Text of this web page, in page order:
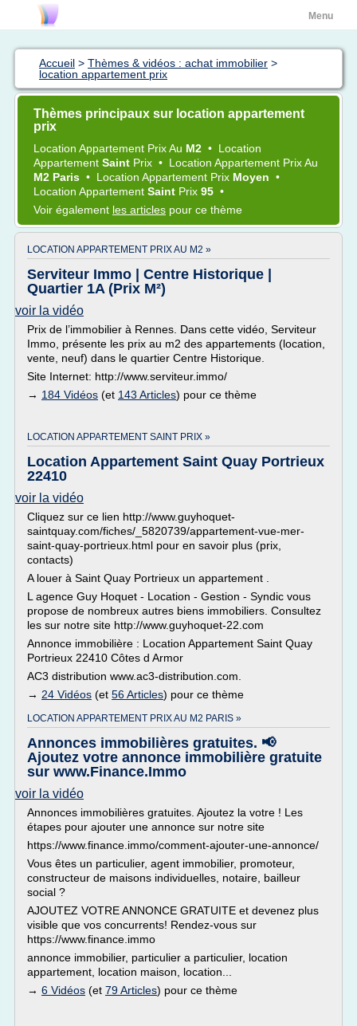
Menu
Accueil > Thèmes & vidéos : achat immobilier >
location appartement prix
Thèmes principaux sur location appartement
prix
Location Appartement PrixAu M2 • Location
Appartement Saint Prix • Location Appartement PrixAu
M2 Paris • Location Appartement Prix Moyen •
Location Appartement Saint Prix 95 •
Voir également les articles pour ce thème
LOCATION APPARTEMENT PRIX AU M2 »
Serviteur Immo | Centre Historique |
Quartier 1A (Prix M²)
voir la vidéo
Prix de l’immobilier à Rennes. Dans cette vidéo, Serviteur
Immo, présente les prix au m2 des appartements (location,
vente, neuf) dans le quartier Centre Historique.
Site Internet: http://www.serviteur.immo/
→ 184 Vidéos (et 143 Articles) pour ce thème
LOCATION APPARTEMENT SAINT PRIX »
Location Appartement Saint Quay Portrieux
22410
voir la vidéo
Cliquez sur ce lien http://www.guyhoquet-
saintquay.com/fiches/_5820739/appartement-vue-mer-
saint-quay-portrieux.html pour en savoir plus (prix,
contacts)
A louer à Saint Quay Portrieux un appartement .
L agence Guy Hoquet - Location - Gestion - Syndic vous
propose de nombreux autres biens immobiliers. Consultez
les sur notre site http://www.guyhoquet-22.com
Annonce immobilière : Location Appartement Saint Quay
Portrieux 22410 Côtes d Armor
AC3 distribution www.ac3-distribution.com.
→ 24 Vidéos (et 56 Articles) pour ce thème
LOCATION APPARTEMENT PRIX AU M2 PARIS »
Annonces immobilières gratuites. 📢
Ajoutez votre annonce immobilière gratuite
sur www.Finance.Immo
voir la vidéo
Annonces immobilières gratuites. Ajoutez la votre ! Les
étapes pour ajouter une annonce sur notre site
https://www.finance.immo/comment-ajouter-une-annonce/
Vous êtes un particulier, agent immobilier, promoteur,
constructeur de maisons individuelles, notaire, bailleur
social ?
AJOUTEZ VOTRE ANNONCE GRATUITE et devenez plus
visible que vos concurrents! Rendez-vous sur
https://www.finance.immo
annonce immobilier, particulier a particulier, location
appartement, location maison, location...
→ 6 Vidéos (et 79 Articles) pour ce thème